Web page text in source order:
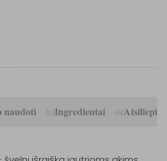
naudoti 03Ingredientai 04